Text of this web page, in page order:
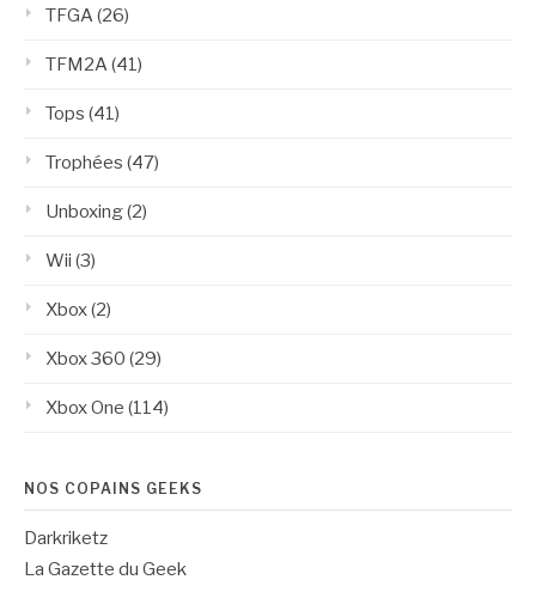
TFGA(26)
TFM2A(41)
Tops (41)
Trophées (47)
Unboxing(2)
Wii (3)
Xbox(2)
Xbox 360 (29)
Xbox One (114)
NOS COPAINS GEEKS
Darkriketz
La Gazette du Geek